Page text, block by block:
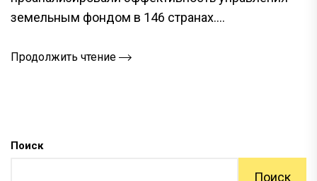
земельным фондом в 146 странах....
Продолжить чтение
Поиск
Поиск